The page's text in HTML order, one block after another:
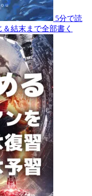
5分で読
結末まで全部書く